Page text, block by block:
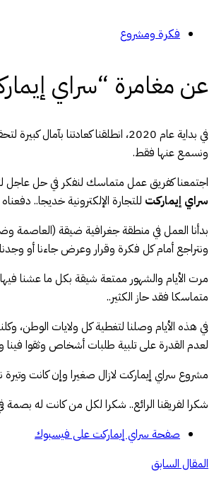
فكرة ومشروع
عن مغامرة “سراي
في بداية عام 2020، انطلقنا
ونسمع عنها فقط.
اجتمعنا كفريق عمل متماسك لنفكر في حل عاجل
سراي إيماركت للتجارة الإلكترونية خديجا..
بدأنا العمل في منطقة جغرافية ضيقة (العاصمة
ونتراجع أمام كل فكرة وقرار وعرض جاءنا أو
مرت الأيام والشهور ممتعة شيقة بكل ما عشنا
متماسكا فقد حاز الكثير..
في هذه الأيام وصلنا لتغطية كل ولايات الوطن،
لعدم القدرة على تلبية طلبات أشخاص وثقوا فينا
مشروع سراي إيماركت لازال صغيرا وإن كانت وتيرة نموه متسارعة ولله الحمد.. فإن كان عام 2020 يشكل مرحلة المهد له،
شكرا لفريقنا الرائع.. شكرا لكل من كانت له بصمة
صفحة سراي إيماركت على فيسبوك
المقال السابق